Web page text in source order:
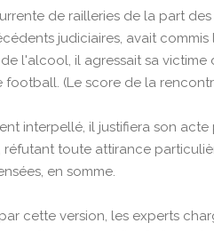
de railleries de la part
judiciaires, avait
l'alcool, il agressait sa
football. (Le score de la
interpellé, il justifiera son
réfutant toute attirance
en somme.
cette version, les experts